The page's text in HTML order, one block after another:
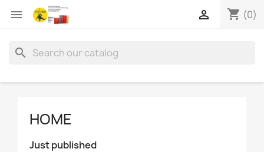
 shopping_cart (0)

search
HOME
Just published